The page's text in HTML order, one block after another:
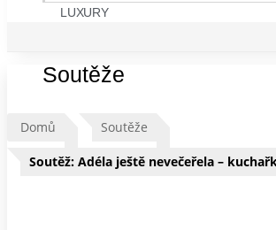
LUXURY
Soutěže
Domů Soutěže
Soutěž: Adéla ještě nevečeřela –